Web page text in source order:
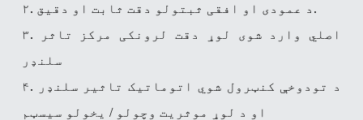
۲. د عمودی او افقی ثبتولو دقت ثابت او دقیق.
۳. اصلي وارد شوی لوړ دقت لرونکی مرکز تاثر
سلنډر
۴. د تودوخې کنټرول شوي اتوماتیک تاثیر سلنډر
او د لوړ موثریت وچولو / یخولو سیسټم